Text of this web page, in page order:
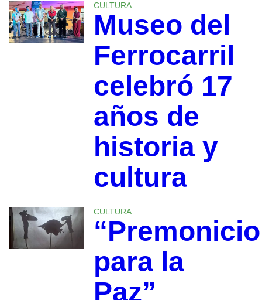
CULTURA
Museo del
Ferrocarril
celebró 17
años de
historia y
cultura
CULTURA
para la
Paz”